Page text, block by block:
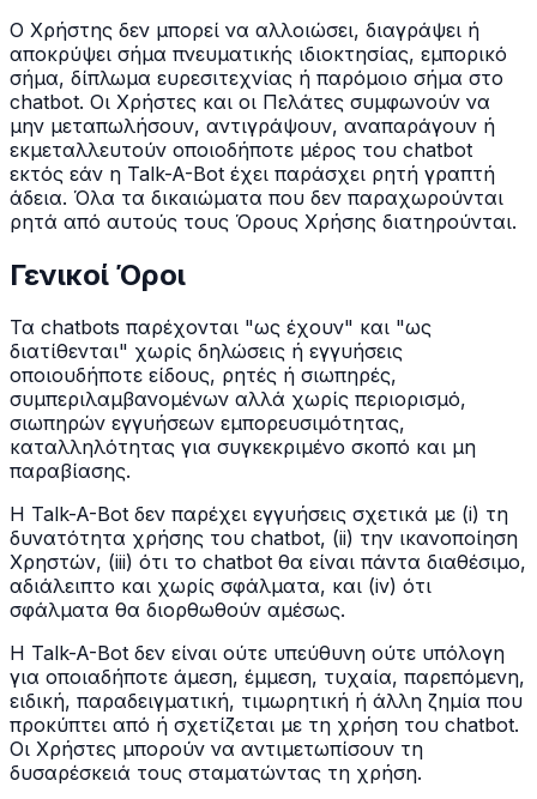
Ο Χρήστης δεν μπορεί να αλλοιώσει, διαγράψει ή
αποκρύψει σήμα πνευματικής ιδιοκτησίας, εμπορικό
σήμα, δίπλωμα ευρεσιτεχνίας ή παρόμοιο σήμα στο
chatbot. Οι Χρήστες και οι Πελάτες συμφωνούν να
μην μεταπωλήσουν, αντιγράψουν, αναπαράγουν ή
εκμεταλλευτούν οποιοδήποτε μέρος του chatbot
εκτός εάν η Talk-A-Bot έχει παράσχει ρητή γραπτή
άδεια. Όλα τα δικαιώματα που δεν παραχωρούνται
ρητά από αυτούς τους Όρους Χρήσης διατηρούνται.
Γενικοί Όροι
Τα chatbots παρέχονται "ως έχουν" και "ως
διατίθενται" χωρίς δηλώσεις ή εγγυήσεις
οποιουδήποτε είδους, ρητές ή σιωπηρές,
συμπεριλαμβανομένων αλλά χωρίς περιορισμό,
σιωπηρών εγγυήσεων εμπορευσιμότητας,
καταλληλότητας για συγκεκριμένο σκοπό και μη
παραβίασης.
Η Talk-A-Bot δεν παρέχει εγγυήσεις σχετικά με (i) τη
δυνατότητα χρήσης του chatbot, (ii) την ικανοποίηση
Χρηστών, (iii) ότι το chatbot θα είναι πάντα διαθέσιμο,
αδιάλειπτο και χωρίς σφάλματα, και (iv) ότι
σφάλματα θα διορθωθούν αμέσως.
Η Talk-A-Bot δεν είναι ούτε υπεύθυνη ούτε υπόλογη
για οποιαδήποτε άμεση, έμμεση, τυχαία, παρεπόμενη,
ειδική, παραδειγματική, τιμωρητική ή άλλη ζημία που
προκύπτει από ή σχετίζεται με τη χρήση του chatbot.
Οι Χρήστες μπορούν να αντιμετωπίσουν τη
δυσαρέσκειά τους σταματώντας τη χρήση.